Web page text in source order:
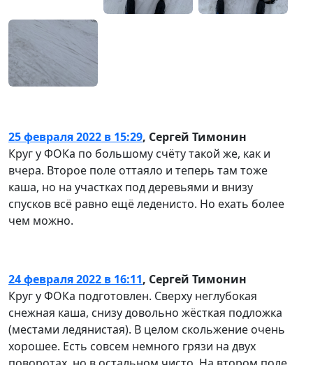
25 февраля 2022 в 15:29, Сергей Тимонин
Круг у ФОКа по большому счёту такой же, как и
вчера. Второе поле оттаяло и теперь там тоже
каша, но на участках под деревьями и внизу
спусков всё равно ещё леденисто. Но ехать более
чем можно.
24 февраля 2022 в 16:11, Сергей Тимонин
Круг у ФОКа подготовлен. Сверху неглубокая
снежная каша, снизу довольно жёсткая подложка
(местами ледянистая). В целом скольжение очень
хорошее. Есть совсем немного грязи на двух